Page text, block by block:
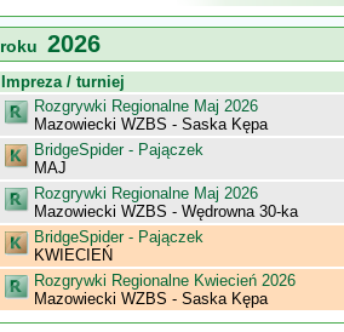
2026
Impreza / turniej
Rozgrywki Regionalne Maj 2026
Mazowiecki WZBS - Saska Kępa
BridgeSpider - Pajączek
MAJ
Rozgrywki Regionalne Maj 2026
Mazowiecki WZBS - Wędrowna 30-ka
BridgeSpider - Pajączek
KWIECIEŃ
Rozgrywki Regionalne Kwiecień 2026
Mazowiecki WZBS - Saska Kępa